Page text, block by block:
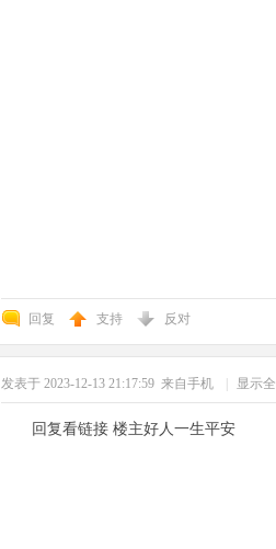
回复 支持 反对
发表于 2023-12-13 21:17:59 来自手机 显示
回复看链接 楼主好人一生平安